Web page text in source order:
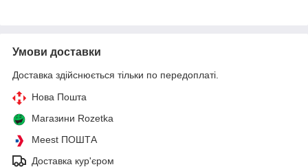
Умови доставки
Доставка здійснюється тільки по передоплаті.
Нова Пошта
Магазини Rozetka
Meest ПОШТА
Доставка кур'єром